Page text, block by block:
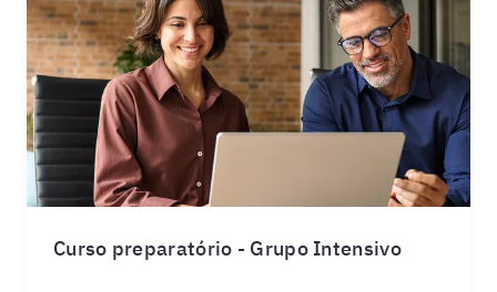
Curso preparatório - Grupo Intensivo